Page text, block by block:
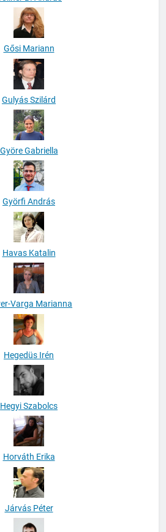
Gősi Mariann
Gulyás Szilárd
Györe Gabriella
Györfi András
Havas Katalin
Varga Marianna
Hegedüs Irén
Hegyi Szabolcs
Horváth Erika
Járvás Péter